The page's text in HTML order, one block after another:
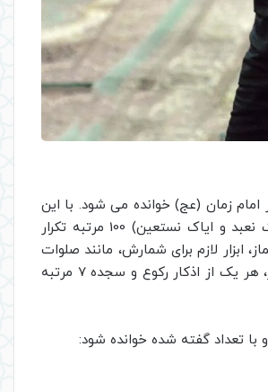
زمان (عج) خوانده می شود. با این
تفاوت که در هر رکعت، هنگام خواندن سوره حمد، آیه 5 این سوره (ایاک نعبد و ایاک نستعین) 100 مرتبه تکرار
لازم برای شمارش، مانند صلوات
شمار یا تسبیح را در دست داشته باشید. باید توجه داشت که در این نماز، هر یک از اذکار رکوع و سجده 7 مرتبه
با تعداد گفته شده خوانده شود: